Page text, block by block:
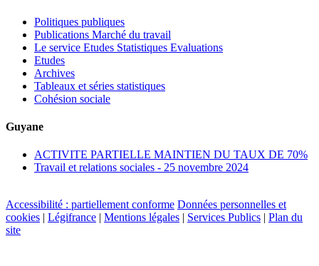
Politiques publiques
Publications Marché du travail
Le service Etudes Statistiques Evaluations
Etudes
Archives
Tableaux et séries statistiques
Cohésion sociale
Guyane
ACTIVITE PARTIELLE MAINTIEN DU TAUX DE 70%
Travail et relations sociales - 25 novembre 2024
Accessibilité : partiellement conforme Données personnelles et
cookies | Légifrance | Mentions légales | Services Publics | Plan du
site